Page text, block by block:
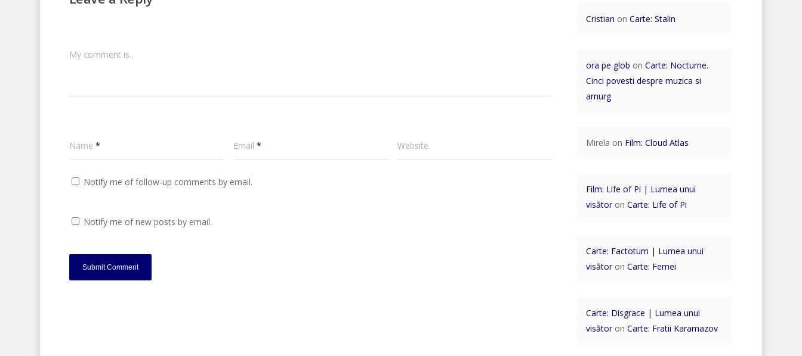
My comment is..
Name * Email * Website
Notify me of follow-up comments by email.
Notify me of new posts by email.
Cristian on Carte: Stalin
ora pe glob on Carte: Nocturne.
Cinci povesti despre muzica si
amurg
Mirela on Film: Cloud Atlas
Film: Life of Pi | Lumea unui
visătoron Carte: Life of Pi
Carte: Factotum | Lumea unui
visătoron Carte: Femei
Carte: Disgrace | Lumea unui
visătoron Carte: Fratii Karamazov